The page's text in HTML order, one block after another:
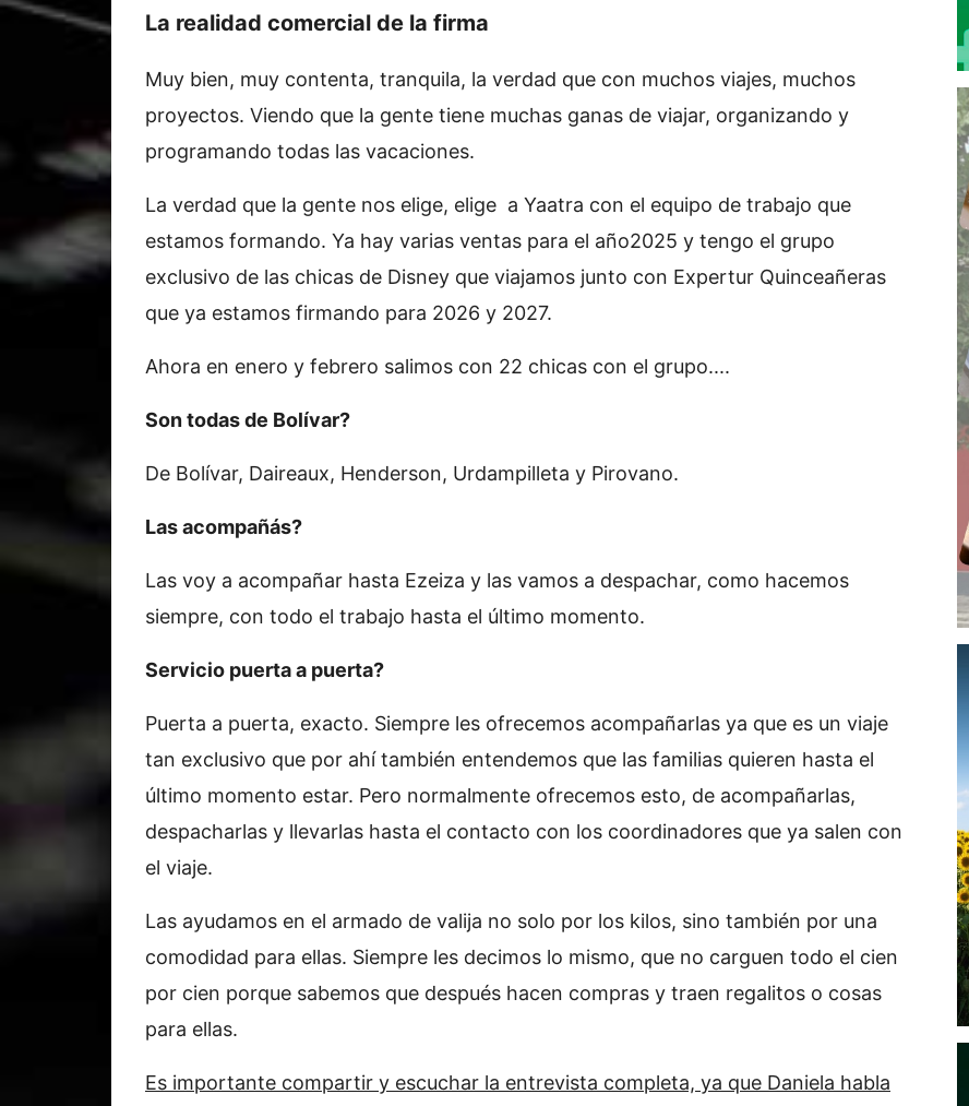
La realidad comercial de la firma
Muy bien, muy contenta, tranquila, la verdad que con muchos viajes, muchos
proyectos. Viendo que la gente tiene muchas ganas de viajar, organizando y
programando todas las vacaciones.
La verdad que la gente nos elige, elige a Yaatra con el equipo de trabajo que
estamos formando. Ya hay varias ventas para el año2025 y tengo el grupo
exclusivo de las chicas de Disney que viajamos junto con Expertur Quinceañeras
que ya estamos firmando para 2026 y 2027.
Ahora en enero y febrero salimos con 22 chicas con el grupo....
Son todas de Bolívar?
De Bolívar, Daireaux, Henderson, Urdampilleta y Pirovano.
Las acompañás?
Las voy a acompañar hasta Ezeiza y las vamos a despachar, como hacemos
siempre, con todo el trabajo hasta el último momento.
Servicio puerta a puerta?
Puerta a puerta, exacto. Siempre les ofrecemos acompañarlas ya que es un viaje
tan exclusivo que por ahí también entendemos que las familias quieren hasta el
último momento estar. Pero normalmente ofrecemos esto, de acompañarlas,
despacharlas y llevarlas hasta el contacto con los coordinadores que ya salen con
el viaje.
Las ayudamos en el armado de valija no solo por los kilos, sino también por una
comodidad para ellas. Siempre les decimos lo mismo, que no carguen todo el cien
por cien porque sabemos que después hacen compras y traen regalitos o cosas
para ellas.
Es importante compartir y escuchar la entrevista completa, ya que Daniela habla